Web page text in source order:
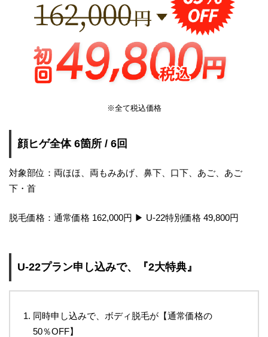
※全て税込価格
顔ヒゲ全体 6箇所 / 6回
対象部位：両ほほ、両もみあげ、鼻下、口下、あご、あご
下・首
脱毛価格：通常価格 162,000円 ▶︎ U-22特別価格 49,800円
U-22プラン申し込みで、『2大特典』
同時申し込みで、ボディ脱毛が【通常価格の
50％OFF】